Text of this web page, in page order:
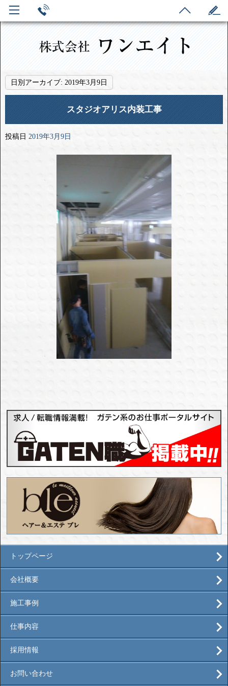
日別アーカイブ: 2019年3月9日
スタジオアリス内装工事
投稿日 2019年3月9日
トップページ
会社概要
施工事例
仕事内容
採用情報
お問い合わせ